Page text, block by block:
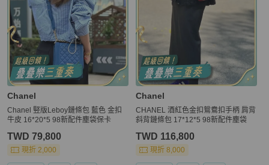
Chanel
Chanel 竪版Leboy鏈條包 藍色 金扣
牛皮 16*20*5 98新配件塵袋保卡
TWD 79,800
現折 2,000
Chanel
CHANEL 酒紅色金扣鴛鴦扣手柄 肩背
斜背鏈條包 17*12*5 98新配件塵袋
TWD 116,800
現折 8,000